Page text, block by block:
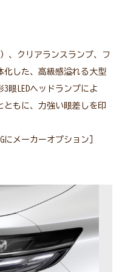
、クリアランスランプ、フ
化した、高級感溢れる大型
眼LEDヘッドランプによ
ともに、力強い眼差しを印
にメーカーオプション］